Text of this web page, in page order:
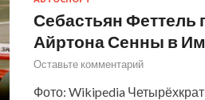
Себастьян Феттель
Айртона Сенны в
Оставьте комментарий
Фото: Wikipedia